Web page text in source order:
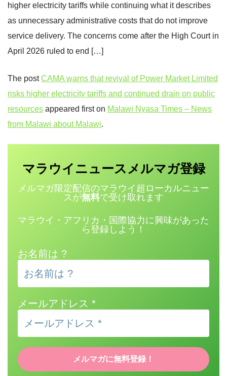
higher electricity tariffs while continuing what it describes
as unnecessary administrative costs that do not improve
service delivery. The concerns come after the High Court in
April 2026 ruled to end […]
The postCAMA warns that revival of Power Market Limited
risks higher electricity tariffs and continued drain on public
resources appeared first on Malawi Nyasa Times – News
from Malawi about Malawi.
マラウイニュース メルマガ登録
メルマガ限定配信のマラウイ超ローカルニュー
スが無料で受け取れます
マラウイ・アフリカ・国際協力に興味があった
ら登録しよう！
お名前は ?
メールアドレス *